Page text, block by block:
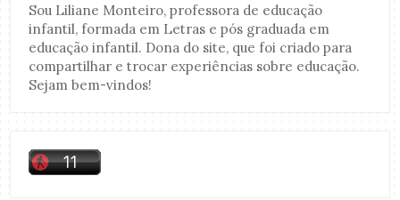
Sou Liliane Monteiro, professora de educação
infantil, formada em Letras e pós graduada em
educação infantil. Dona do site, que foi criado para
compartilhar e trocar experiências sobre educação.
Sejam bem-vindos!